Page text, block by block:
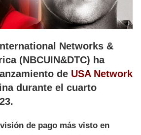
Networks &
(NBCUIN&DTC) ha
de USA Network
durante el cuarto
de pago más visto en